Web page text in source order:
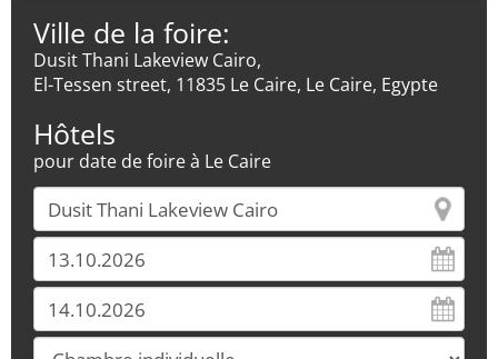
Ville de la foire:
Dusit Thani Lakeview Cairo,
El-Tessen street, 11835 Le Caire, Le Caire, Egypte
Hôtels
pour date de foire à Le Caire